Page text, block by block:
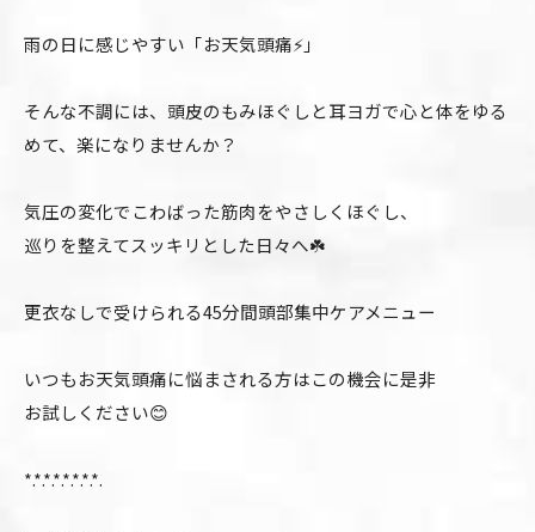
雨の日に感じやすい「お天気頭痛⚡️」
そんな不調には、頭皮のもみほぐしと耳ヨガで心と体をゆる
めて、楽になりませんか？
気圧の変化でこわばった筋肉をやさしくほぐし、
巡りを整えてスッキリとした日々へ☘️
更衣なしで受けられる45分間頭部集中ケアメニュー
いつもお天気頭痛に悩まされる方はこの機会に是非
お試しください😊
*.*.*.*.*.*.*.*.